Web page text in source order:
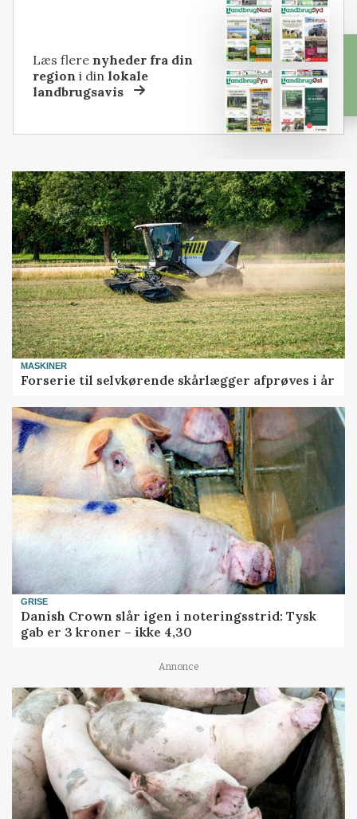
Læs flere nyheder fra din
region i dinlokale
landbrugsavis
MASKINER
Forserie til selvkørende skårlægger afprøves i år
GRISE
Danish Crown slår igen i noteringsstrid: Tysk
gab er 3 kroner – ikke 4,30
Annonce